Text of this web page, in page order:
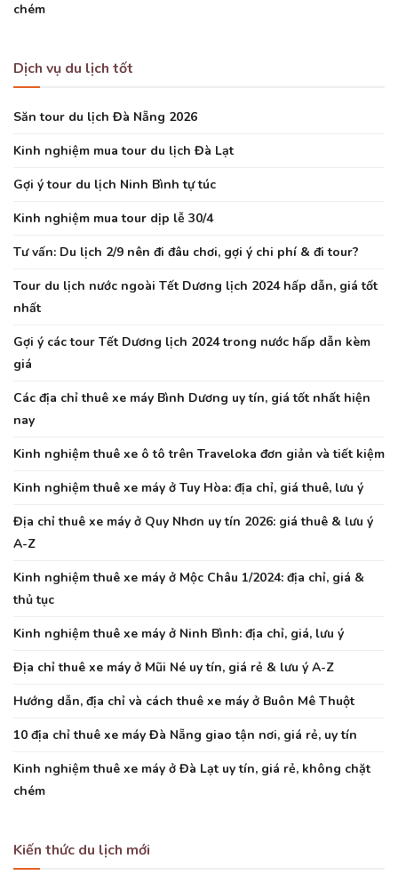
chém
Dịch vụ du lịch tốt
Săn tour du lịch Đà Nẵng 2026
Kinh nghiệm mua tour du lịch Đà Lạt
Gợi ý tour du lịch Ninh Bình tự túc
Kinh nghiệm mua tour dịp lễ 30/4
Tư vấn: Du lịch 2/9 nên đi đâu chơi, gợi ý chi phí & đi tour?
Tour du lịch nước ngoài Tết Dương lịch 2024 hấp dẫn, giá tốt
nhất
Gợi ý các tour Tết Dương lịch 2024 trong nước hấp dẫn kèm
giá
Các địa chỉ thuê xe máy Bình Dương uy tín, giá tốt nhất hiện
nay
Kinh nghiệm thuê xe ô tô trên Traveloka đơn giản và tiết kiệm
Kinh nghiệm thuê xe máy ở Tuy Hòa: địa chỉ, giá thuê, lưu ý
Địa chỉ thuê xe máy ở Quy Nhơn uy tín 2026: giá thuê & lưu ý
A-Z
Kinh nghiệm thuê xe máy ở Mộc Châu 1/2024: địa chỉ, giá &
thủ tục
Kinh nghiệm thuê xe máy ở Ninh Bình: địa chỉ, giá, lưu ý
Địa chỉ thuê xe máy ở Mũi Né uy tín, giá rẻ & lưu ý A-Z
Hướng dẫn, địa chỉ và cách thuê xe máy ở Buôn Mê Thuột
10 địa chỉ thuê xe máy Đà Nẵng giao tận nơi, giá rẻ, uy tín
Kinh nghiệm thuê xe máy ở Đà Lạt uy tín, giá rẻ, không chặt
chém
Kiến thức du lịch mới